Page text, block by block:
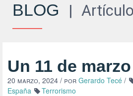
BLOG |
Un 11 de
20 marzo, 2024 / por Gerardo Tecé /
España
Terrorismo